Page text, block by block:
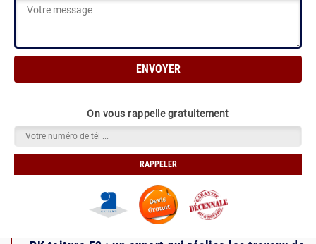
On vous rappelle gratuitement